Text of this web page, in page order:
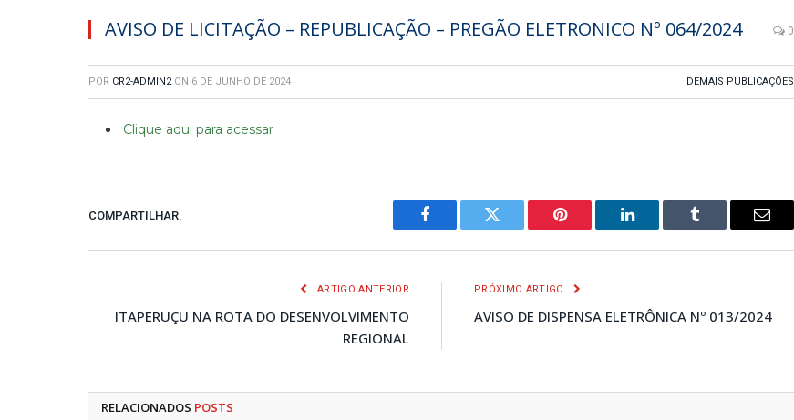
AVISO DE LICITAÇÃO – REPUBLICAÇÃO – PREGÃO ELETRONICO Nº 064/2024 0
POR CR2-ADMIN2 ON 6 DE JUNHO DE 2024 DEMAIS PUBLICAÇÕES
Clique aqui para acessar
COMPARTILHAR.
Facebook Twitter Pinterest LinkedIn Tumblr
E-
ARTIGO ANTERIOR
ITAPERUÇU NA ROTA DO DESENVOLVIMENTO
REGIONAL
PRÓXIMO ARTIGO
AVISO DE DISPENSA ELETRÔNICA Nº 013/2024
RELACIONADOS POSTS